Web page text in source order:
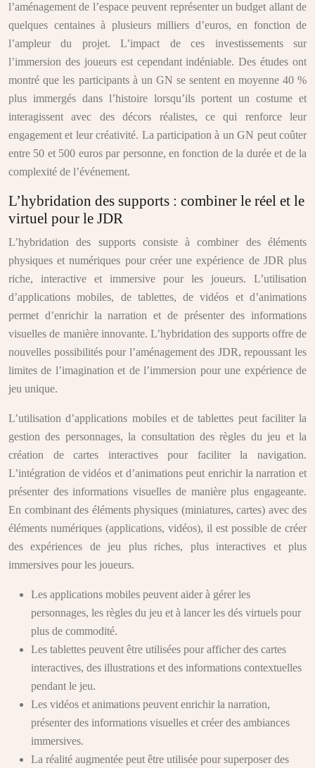
l’aménagement de l’espace peuvent représenter un budget allant de
quelques centaines à plusieurs milliers d’euros, en fonction de
l’ampleur du projet. L’impact de ces investissements sur
l’immersion des joueurs est cependant indéniable. Des études ont
montré que les participants à un GN se sentent en moyenne 40 %
plus immergés dans l’histoire lorsqu’ils portent un costume et
interagissent avec des décors réalistes, ce qui renforce leur
engagement et leur créativité. La participation à un GN peut coûter
entre 50 et 500 euros par personne, en fonction de la durée et de la
complexité de l’événement.
L’hybridation des supports : combiner le réel et le
virtuel pour le JDR
L’hybridation des supports consiste à combiner des éléments
physiques et numériques pour créer une expérience de JDR plus
riche, interactive et immersive pour les joueurs. L’utilisation
d’applications mobiles, de tablettes, de vidéos et d’animations
permet d’enrichir la narration et de présenter des informations
visuelles de manière innovante. L’hybridation des supports offre de
nouvelles possibilités pour l’aménagement des JDR, repoussant les
limites de l’imagination et de l’immersion pour une expérience de
jeu unique.
L’utilisation d’applications mobiles et de tablettes peut faciliter la
gestion des personnages, la consultation des règles du jeu et la
création de cartes interactives pour faciliter la navigation.
L’intégration de vidéos et d’animations peut enrichir la narration et
présenter des informations visuelles de manière plus engageante.
En combinant des éléments physiques (miniatures, cartes) avec des
éléments numériques (applications, vidéos), il est possible de créer
des expériences de jeu plus riches, plus interactives et plus
immersives pour les joueurs.
Les applications mobiles peuvent aider à gérer les
personnages, les règles du jeu et à lancer les dés virtuels pour
plus de commodité.
Les tablettes peuvent être utilisées pour afficher des cartes
interactives, des illustrations et des informations contextuelles
pendant le jeu.
Les vidéos et animations peuvent enrichir la narration,
présenter des informations visuelles et créer des ambiances
immersives.
La réalité augmentée peut être utilisée pour superposer des